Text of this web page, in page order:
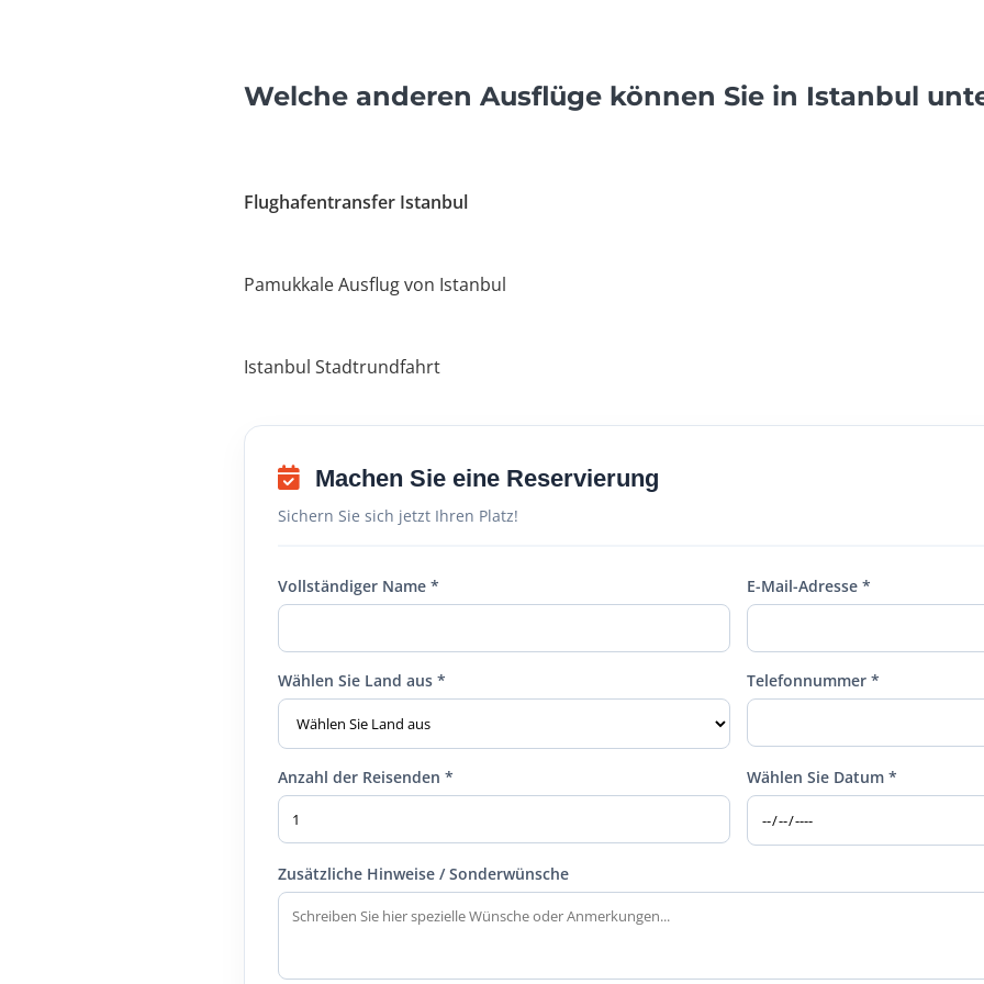
Welche anderen Ausflüge können Sie in Istanbul
Flughafentransfer Istanbul
Pamukkale Ausflug von Istanbul
Istanbul Stadtrundfahrt
Machen Sie eine Reservierung
Sichern Sie sich jetzt Ihren Platz!
Vollständiger Name * E-Mail-Adresse *
Wählen Sie Land aus * Telefonnummer *
Anzahl der Reisenden * Wählen Sie Datum *
Zusätzliche Hinweise / Sonderwünsche